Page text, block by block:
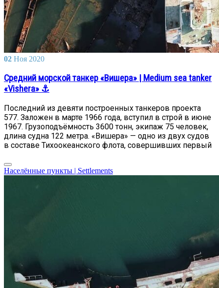
02 Ноя 2020
Средний морской танкер «Вишера» | Medium sea tanker
«Vishera» ⚓
Последний из девяти построенных танкеров проекта
577. Заложен в марте 1966 года, вступил в строй в июне
1967. Грузоподъёмность 3600 тонн, экипаж 75 человек,
длина судна 122 метра. «Вишера» — одно из двух судов
в составе Тихоокеанского флота, совершивших первый
Населённые пункты | Settlements